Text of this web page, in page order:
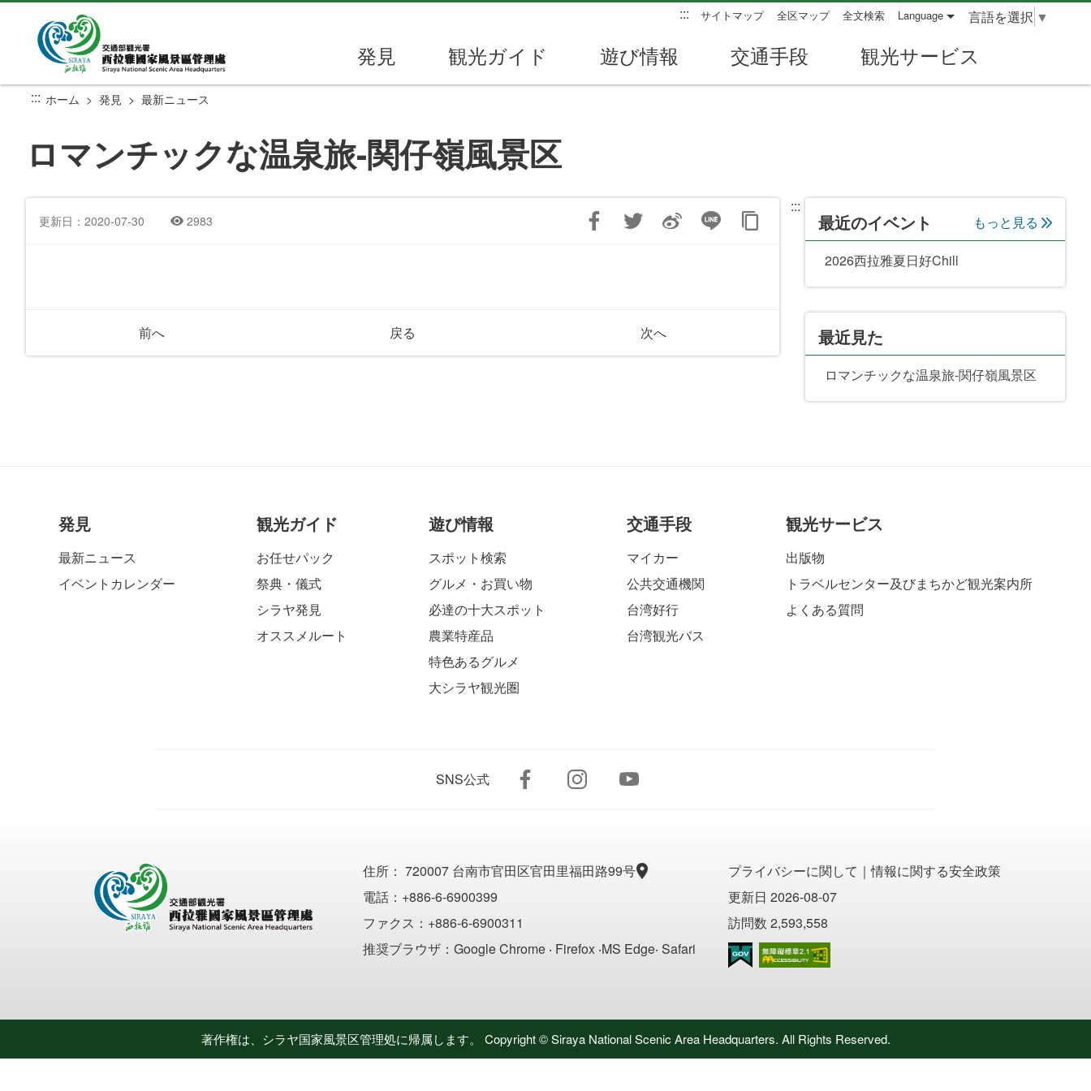
メ
ン
::: サイトマップ 全区マップ 全文検索 Language 言語を選択 ▼
発見 観光ガイド 遊び情報 交通手段 観光サービス
::: ホーム 発見 最新ニュース
ロマンチックな温泉旅-関仔嶺風景区
更新日：2020-07-30 2983
前へ 戻る 次へ
:::
最近のイベント もっと見る
2026西拉雅夏日好Chill
最近見た
ロマンチックな温泉旅-関仔嶺風景区
発見
最新ニュース
イベントカレンダー
観光ガイド
お任せパック
祭典・儀式
シラヤ発見
オススメルート
遊び情報
スポット検索
グルメ・お買い物
必達の十大スポット
農業特産品
特色あるグルメ
大シラヤ観光圏
交通手段
マイカー
公共交通機関
台湾好行
台湾観光バス
観光サービス
出版物
トラベルセンター及びまちかど観光案内所
よくある質問
SNS公式
住所： 720007 台南市官田区官田里福田路99号
電話：+886-6-6900399
ファクス：+886-6-6900311
推奨ブラウザ：Google Chrome ‧ Firefox ‧MS Edge‧ Safari
プライバシーに関して ｜情報に関する安全政策
更新日 2026-08-07
訪問数 2,593,558
著作権は、シラヤ国家風景区管理処に帰属します。 Copyright © Siraya National Scenic Area Headquarters. All Rights Reserved.